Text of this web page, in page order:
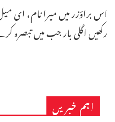
اس براؤزر میں میرا نام، ای
رکھیں اگلی بار جب میں تبصرہ
اہم خبریں